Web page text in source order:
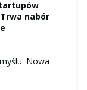
nabór
Nowa